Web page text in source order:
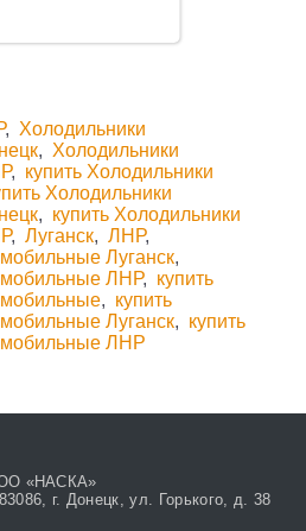
, Холодильники
, Холодильники
, купить Холодильники
Холодильники
, купить Холодильники
, Луганск, ЛНР,
Луганск,
ЛНР, купить
, купить
Луганск, купить
ЛНР
«НАСКА»
г. Донецк, ул. Горького, д. 38